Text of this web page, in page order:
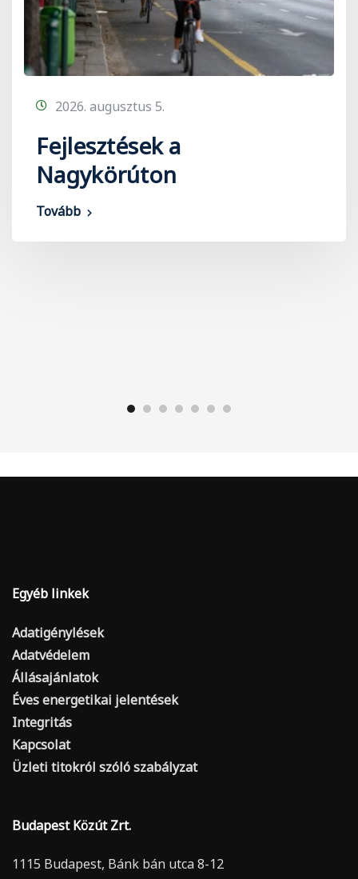
2026. augusztus 5.
Fejlesztések a
Nagykörúton
Tovább
Egyéb linkek
Adatigénylések
Adatvédelem
Állásajánlatok
Éves energetikai jelentések
Integritás
Kapcsolat
Üzleti titokról szóló szabályzat
Budapest Közút Zrt.
1115 Budapest, Bánk bán utca 8-12